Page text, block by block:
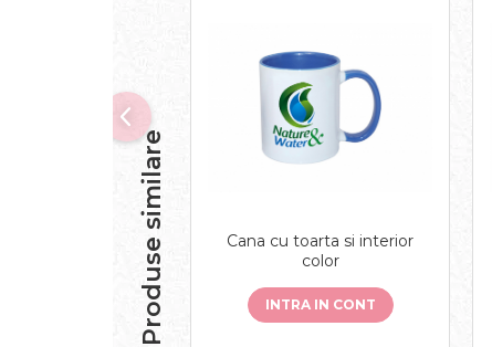
Produse similare
Cana cu toarta si interior
color
INTRA IN CONT